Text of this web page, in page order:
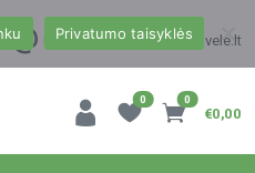
uzsakymai@dzukukrautuvele.lt
0 0
€0,00
Privatumo taisyklės